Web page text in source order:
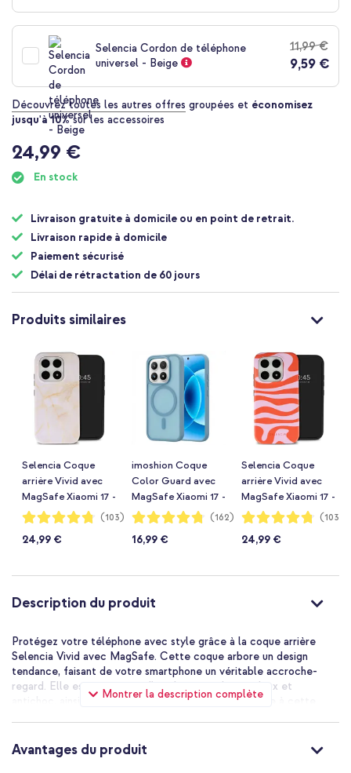
Selencia Cordon de téléphone
universel - Beige
11,99 €
9,59 €
Découvrez toutes les autres offres groupées et économisez
jusqu'à 10%sur les accessoires
24,99 €
En stock
Livraison gratuite à domicile ou en point de retrait.
Livraison rapide à domicile
Paiement sécurisé
Délai de rétractation de 60 jours
Produits similaires
Selencia Coque
arrière Vivid avec
MagSafe Xiaomi 17 -
Golden Beige
Notation:
95%
(103)
24,99 €
imoshion Coque
Color Guard avec
MagSafe Xiaomi 17 -
Bleu clair
Notation:
95%
(162)
16,99 €
Selencia Coque
arrière Vivid avec
MagSafe Xiaomi 17 -
Dream Swirl Pink
Notation:
95%
(103)
24,99 €
Description du produit
Montrer la description complète
Protégez votre téléphone avec style grâce à la coque arrière
Selencia Vivid avec MagSafe. Cette coque arbore un design
tendance, faisant de votre smartphone un véritable accroche-
regard. Elle est composée d'une base en silicone doux et
antichoc, ainsi que d'un dos solide en plastique. Grâce à cette
offrent une protection supplémentaire à la caméra et à l'écran de
votre téléphone. Grâce à la fonction MagSafe intégrée, vous
Avantages du produit